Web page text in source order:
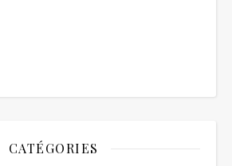
CATÉGORIES